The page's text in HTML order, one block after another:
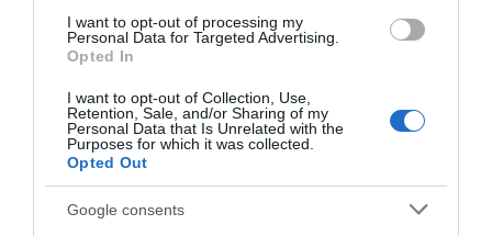
I want to opt-out of processing my
Personal Data for Targeted Advertising.
Opted In
I want to opt-out of Collection, Use,
Retention, Sale, and/or Sharing of my
Personal Data that Is Unrelated with the
Purposes for which it was collected.
Opted Out
Google consents
ΕΛΛΑΔΑ